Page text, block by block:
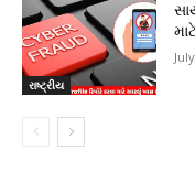
રાષ્ટ્રીય